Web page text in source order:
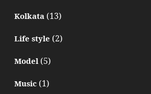
Kolkata(13)
Life style (2)
Model(5)
Music(1)